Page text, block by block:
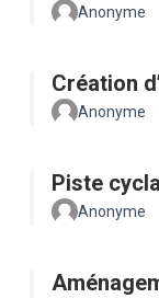
Anonyme
Création
Anonyme
Piste
Anonyme